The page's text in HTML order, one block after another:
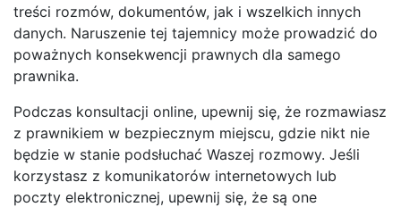
treści rozmów, dokumentów, jak i wszelkich innych
danych. Naruszenie tej tajemnicy może prowadzić do
poważnych konsekwencji prawnych dla samego
prawnika.
Podczas konsultacji online, upewnij się, że rozmawiasz
z prawnikiem w bezpiecznym miejscu, gdzie nikt nie
będzie w stanie podsłuchać Waszej rozmowy. Jeśli
korzystasz z komunikatorów internetowych lub
poczty elektronicznej, upewnij się, że są one